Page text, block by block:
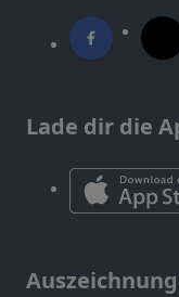
Lade dir die